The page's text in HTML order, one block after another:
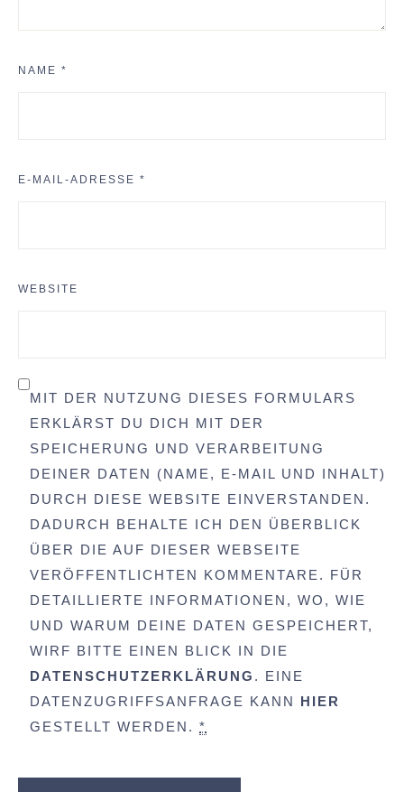
NAME *
E-MAIL-ADRESSE *
WEBSITE
MIT DER NUTZUNG DIESES FORMULARS
ERKLÄRST DU DICH MIT DER
SPEICHERUNG UND VERARBEITUNG
DEINER DATEN (NAME, E-MAIL UND INHALT)
DURCH DIESE WEBSITE EINVERSTANDEN.
DADURCH BEHALTE ICH DEN ÜBERBLICK
ÜBER DIE AUF DIESER WEBSEITE
VERÖFFENTLICHTEN KOMMENTARE. FÜR
DETAILLIERTE INFORMATIONEN, WO, WIE
UND WARUM DEINE DATEN GESPEICHERT,
WIRF BITTE EINEN BLICK IN DIE
DATENSCHUTZERKLÄRUNG . EINE
DATENZUGRIFFSANFRAGE KANN HIER
GESTELLT WERDEN. *